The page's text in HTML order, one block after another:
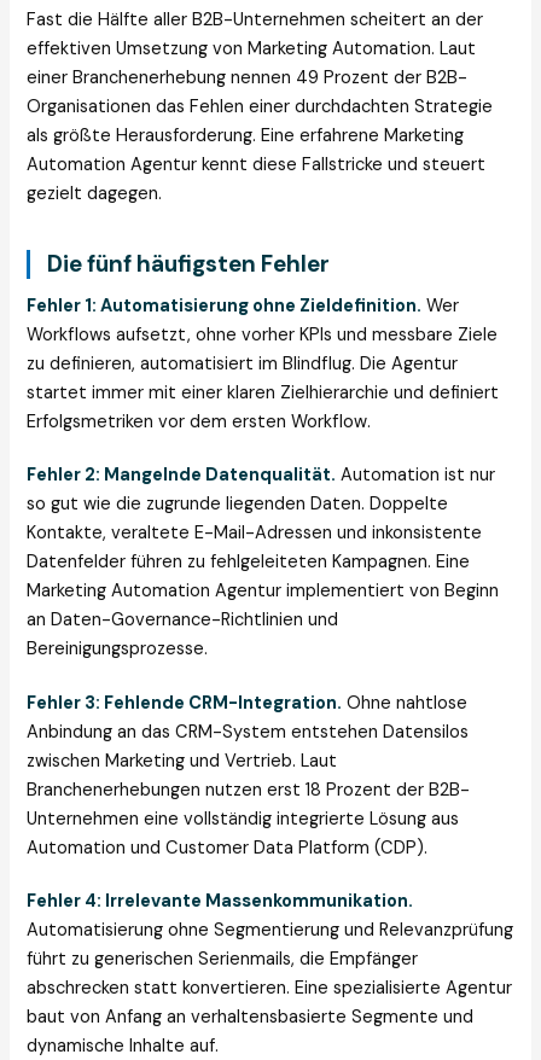
Fast die Hälfte aller B2B-Unternehmen scheitert an der
effektiven Umsetzung von Marketing Automation. Laut
einer Branchenerhebung nennen 49 Prozent der B2B-
Organisationen das Fehlen einer durchdachten Strategie
als größte Herausforderung. Eine erfahrene Marketing
Automation Agentur kennt diese Fallstricke und steuert
gezielt dagegen.
Die fünf häufigsten Fehler
Fehler 1: Automatisierung ohne Zieldefinition. Wer
Workflows aufsetzt, ohne vorher KPIs und messbare Ziele
zu definieren, automatisiert im Blindflug. Die Agentur
startet immer mit einer klaren Zielhierarchie und definiert
Erfolgsmetriken vor dem ersten Workflow.
Fehler 2: Mangelnde Datenqualität. Automation ist nur
so gut wie die zugrunde liegenden Daten. Doppelte
Kontakte, veraltete E-Mail-Adressen und inkonsistente
Datenfelder führen zu fehlgeleiteten Kampagnen. Eine
Marketing Automation Agentur implementiert von Beginn
an Daten-Governance-Richtlinien und
Bereinigungsprozesse.
Fehler 3: Fehlende CRM-Integration. Ohne nahtlose
Anbindung an das CRM-System entstehen Datensilos
zwischen Marketing und Vertrieb. Laut
Branchenerhebungen nutzen erst 18 Prozent der B2B-
Unternehmen eine vollständig integrierte Lösung aus
Automation und Customer Data Platform (CDP).
Fehler 4: Irrelevante Massenkommunikation.
Automatisierung ohne Segmentierung und Relevanzprüfung
führt zu generischen Serienmails, die Empfänger
abschrecken statt konvertieren. Eine spezialisierte Agentur
baut von Anfang an verhaltensbasierte Segmente und
dynamische Inhalte auf.